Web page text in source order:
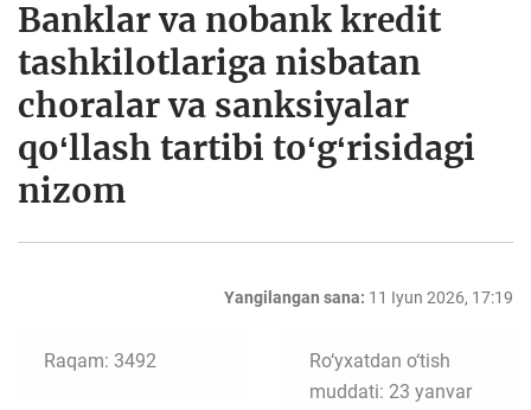
Banklar va nobank kredit
tashkilotlariga nisbatan
choralar va sanksiyalar
qoʻllash tartibi toʻgʻrisidagi
nizom
Yangilangan sana: 11 Iyun 2026, 17:19
Raqam: 3492
Ro‘yxatdan o‘tish
muddati: 23 yanvar